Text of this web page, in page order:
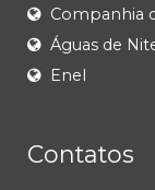
Companhia
Águas de
Enel
Contatos